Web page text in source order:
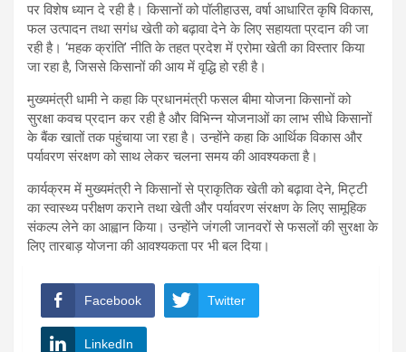
पर विशेष ध्यान दे रही है। किसानों को पॉलीहाउस, वर्षा आधारित कृषि विकास,
फल उत्पादन तथा सगंध खेती को बढ़ावा देने के लिए सहायता प्रदान की जा
रही है। ‘महक क्रांति’ नीति के तहत प्रदेश में एरोमा खेती का विस्तार किया
जा रहा है, जिससे किसानों की आय में वृद्धि हो रही है।
मुख्यमंत्री धामी ने कहा कि प्रधानमंत्री फसल बीमा योजना किसानों को
सुरक्षा कवच प्रदान कर रही है और विभिन्न योजनाओं का लाभ सीधे किसानों
के बैंक खातों तक पहुंचाया जा रहा है। उन्होंने कहा कि आर्थिक विकास और
पर्यावरण संरक्षण को साथ लेकर चलना समय की आवश्यकता है।
कार्यक्रम में मुख्यमंत्री ने किसानों से प्राकृतिक खेती को बढ़ावा देने, मिट्टी
का स्वास्थ्य परीक्षण कराने तथा खेती और पर्यावरण संरक्षण के लिए सामूहिक
संकल्प लेने का आह्वान किया। उन्होंने जंगली जानवरों से फसलों की सुरक्षा के
लिए तारबाड़ योजना की आवश्यकता पर भी बल दिया।
Facebook Twitter
LinkedIn